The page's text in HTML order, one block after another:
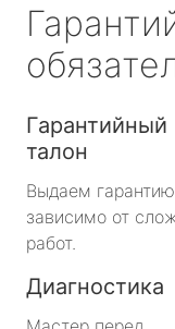
Гарантийный
талон
Выдаем
зависимо от
работ.
Диагностика